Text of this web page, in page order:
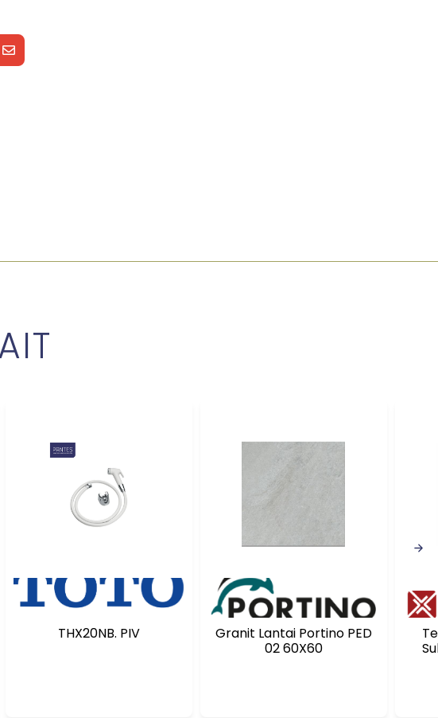
on LinkedIn
Share on Mail
THX20NB. PIV
Granit Lantai Portino PED
02 60X60